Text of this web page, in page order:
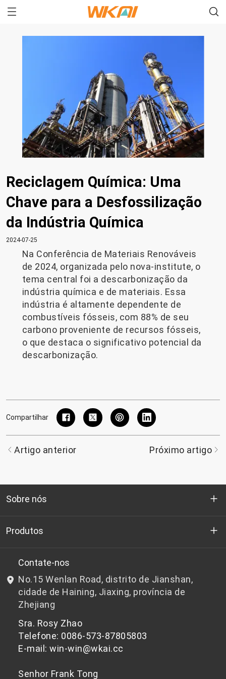
Reciclagem Química: Uma
Chave para a Desfossilização
da Indústria Química
2024-07-25
Na Conferência de Materiais Renováveis ​​
de 2024, organizada pelo nova-institute, o
tema central foi a descarbonização da
indústria química e de materiais. Essa
indústria é altamente dependente de
combustíveis fósseis, com 88% de seu
carbono proveniente de recursos fósseis,
o que destaca o significativo potencial da
descarbonização.
Compartilhar
Artigo anterior Próximo artigo
Sobre nós
Quem somos
P&D
Notícias e Eventos
política de Privacidade
Produtos
Chips de PET de qualidade para garrafas
Chips de PET não adequados para garrafas
Contate-nos
No.15 Wenlan Road, distrito de Jianshan,
cidade de Haining, Jiaxing, província de
Zhejiang
Sra. Rosy Zhao
Telefone: 0086-573-87805803
E-mail: win-win@wkai.cc
Senhor Frank Tong